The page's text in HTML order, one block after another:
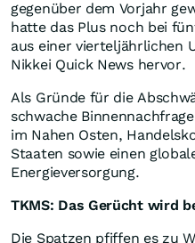
gegenüber dem Vorjahr
hatte das Plus noch bei
aus einer vierteljährlichen
Nikkei Quick News hervor.
Als Gründe für die
schwache
im Nahen Osten,
Staaten sowie einen
Energieversorgung.
TKMS: Das Gerücht wird
Die Spatzen pfiffen es zu